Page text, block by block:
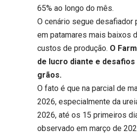
65% ao longo do mês.
O cenário segue desafiador
em patamares mais baixos
custos de produção. O
de lucro diante e
grãos.
O fato é que na parcial de
2026, especialmente da
2026, até os 15 primeiros
observado em março de